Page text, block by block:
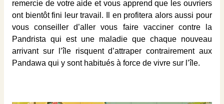
remercie de votre aide et vous apprend que les ouvriers
ont bientôt fini leur travail. Il en profitera alors aussi pour
vous conseiller d’aller vous faire vacciner contre la
Pandrista qui est une maladie que chaque nouveau
arrivant sur l’île risquent d’attraper contrairement aux
Pandawa qui y sont habitués à force de vivre sur l’île.